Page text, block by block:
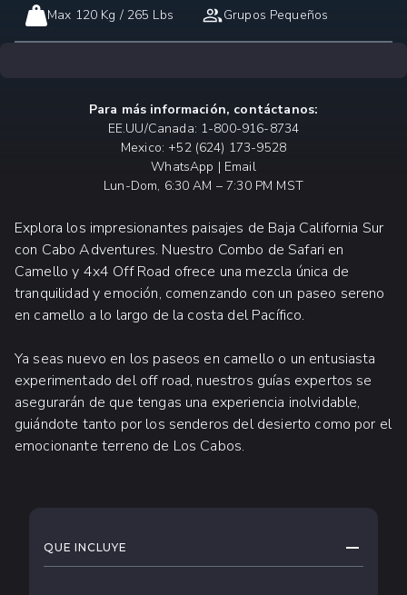
Max 120 Kg / 265 Lbs Grupos Pequeños
Para más información, contáctanos:
EE.UU/Canada: 1-800-916-8734
Mexico: +52 (624) 173-9528
WhatsApp | Email
Lun-Dom, 6:30 AM – 7:30 PM MST
Explora los impresionantes paisajes de Baja California Sur
con Cabo Adventures. Nuestro Combo de Safari en
Camello y 4x4 Off Road ofrece una mezcla única de
tranquilidad y emoción, comenzando con un paseo sereno
en camello a lo largo de la costa del Pacífico.
Ya seas nuevo en los paseos en camello o un entusiasta
experimentado del off road, nuestros guías expertos se
asegurarán de que tengas una experiencia inolvidable,
guiándote tanto por los senderos del desierto como por el
emocionante terreno de Los Cabos.
QUE INCLUYE